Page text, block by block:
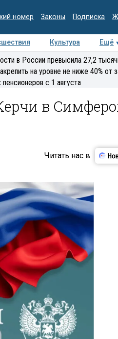
номер Законы Подписка
Культура Ещё
Интервью Колумнисты
в России превысила 27,2
на уровне не ниже 40% от
с 1 августа
в
Читать нас в